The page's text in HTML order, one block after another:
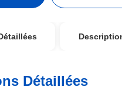
Détaillées